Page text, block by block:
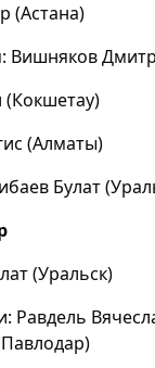
(Астана)
Вишняков
(Кокшетау)
(Алматы)
Булат
(Уральск)
Равдель